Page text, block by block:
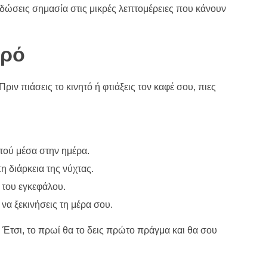
σημασία στις μικρές λεπτομέρειες που κάνουν
πιάσεις το κινητό ή φτιάξεις τον καφέ σου, πιες
μέσα στην ημέρα.
της νύχτας.
εγκεφάλου.
ξεκινήσεις τη μέρα σου.
Έτσι, το πρωί θα το δεις πρώτο πράγμα και θα σου